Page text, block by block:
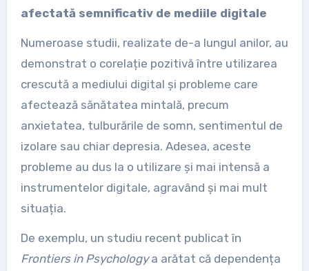
afectată semnificativ de mediile digitale
Numeroase studii, realizate de-a lungul anilor, au
demonstrat o corelație pozitivă între utilizarea
crescută a mediului digital și probleme care
afectează sănătatea mintală, precum
anxietatea, tulburările de somn, sentimentul de
izolare sau chiar depresia. Adesea, aceste
probleme au dus la o utilizare și mai intensă a
instrumentelor digitale, agravând și mai mult
situația.
De exemplu, un studiu recent publicat în
Frontiers in Psychologya arătat că dependența